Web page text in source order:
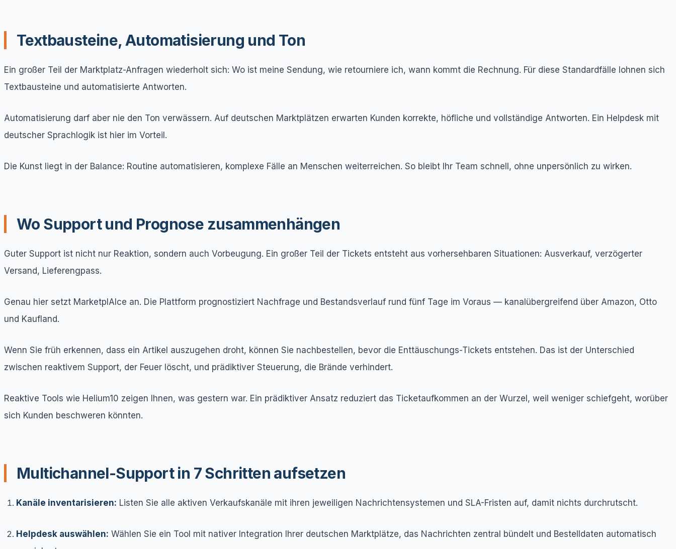
Textbausteine, Automatisierung und Ton
Ein großer Teil der Marktplatz-Anfragen wiederholt sich: Wo ist meine Sendung, wie retourniere ich, wann kommt die Rechnung. Für diese Standardfälle lohnen sich
Textbausteine und automatisierte Antworten.
Automatisierung darf aber nie den Ton verwässern. Auf deutschen Marktplätzen erwarten Kunden korrekte, höfliche und vollständige Antworten. Ein Helpdesk mit
deutscher Sprachlogik ist hier im Vorteil.
Die Kunst liegt in der Balance: Routine automatisieren, komplexe Fälle an Menschen weiterreichen. So bleibt Ihr Team schnell, ohne unpersönlich zu wirken.
Wo Support und Prognose zusammenhängen
Guter Support ist nicht nur Reaktion, sondern auch Vorbeugung. Ein großer Teil der Tickets entsteht aus vorhersehbaren Situationen: Ausverkauf, verzögerter
Versand, Lieferengpass.
Genau hier setzt MarketplAIce an. Die Plattform prognostiziert Nachfrage und Bestandsverlauf rund fünf Tage im Voraus — kanalübergreifend über Amazon, Otto
und Kaufland.
Wenn Sie früh erkennen, dass ein Artikel auszugehen droht, können Sie nachbestellen, bevor die Enttäuschungs-Tickets entstehen. Das ist der Unterschied
zwischen reaktivem Support, der Feuer löscht, und prädiktiver Steuerung, die Brände verhindert.
Reaktive Tools wie Helium10 zeigen Ihnen, was gestern war. Ein prädiktiver Ansatz reduziert das Ticketaufkommen an der Wurzel, weil weniger schiefgeht, worüber
sich Kunden beschweren könnten.
Multichannel-Support in 7 Schritten aufsetzen
Kanäle inventarisieren: Listen Sie alle aktiven Verkaufskanäle mit ihren jeweiligen Nachrichtensystemen und SLA-Fristen auf, damit nichts durchrutscht.
Helpdesk auswählen: Wählen Sie ein Tool mit nativer Integration Ihrer deutschen Marktplätze, das Nachrichten zentral bündelt und Bestelldaten automatisch